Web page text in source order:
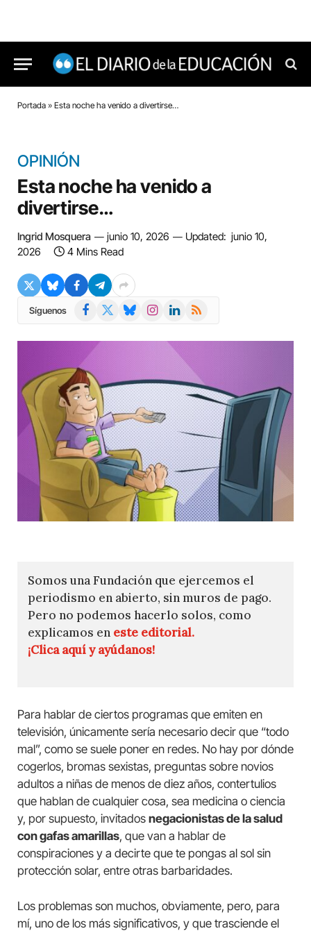
Portada » Esta noche ha venido a divertirse…
OPINIÓN
Esta noche ha venido a
divertirse…
Ingrid Mosquera junio 10, 2026 Updated: junio 10,
2026
4 Mins Read
Síguenos Facebook BlueskyInstagramLinkedIn
RSS
Somos una Fundación que ejercemos el
periodismo en abierto, sin muros de pago.
Pero no podemos hacerlo solos, como
explicamos en este editorial.
¡Clica aquí y ayúdanos!
Para hablar de ciertos programas que emiten en
televisión, únicamente sería necesario decir que “todo
mal”, como se suele poner en redes. No hay por dónde
cogerlos, bromas sexistas, preguntas sobre novios
adultos a niñas de menos de diez años, contertulios
que hablan de cualquier cosa, sea medicina o ciencia
y, por supuesto, invitados negacionistas de la salud
con gafas amarillas, que van a hablar de
conspiraciones y a decirte que te pongas al sol sin
protección solar, entre otras barbaridades.
Los problemas son muchos, obviamente, pero, para
mí, uno de los más significativos, y que trasciende el